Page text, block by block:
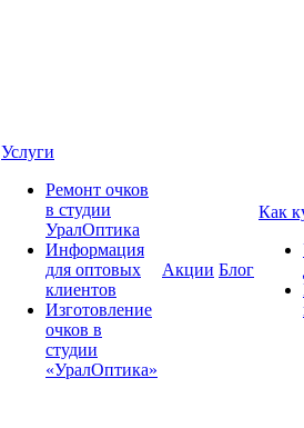
Услуги
Ремонт очков
в студии
УралОптика
Информация
для оптовых
клиентов
Изготовление
очков в
студии
«УралОптика»
Акции Блог
Как